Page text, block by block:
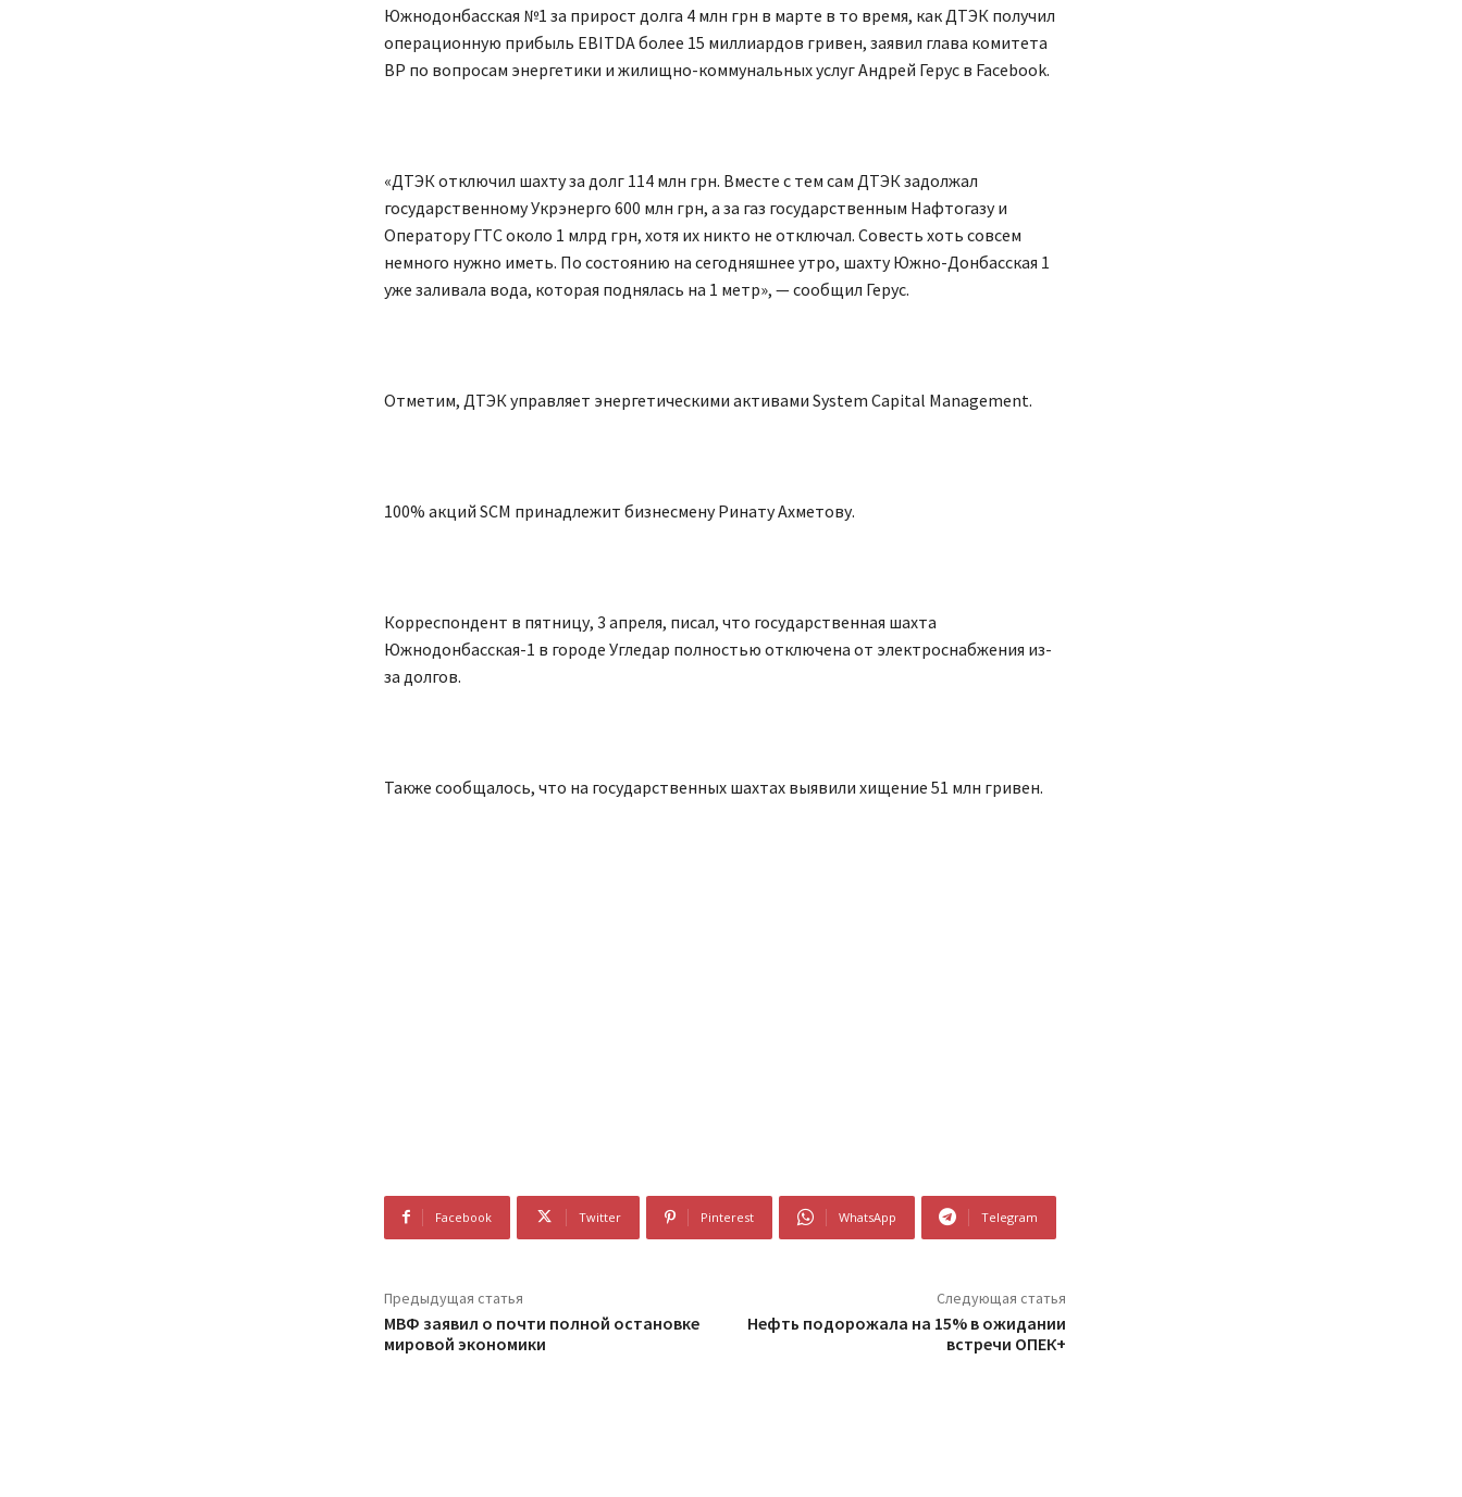
Южнодонбасская №1 за прирост долга 4 млн грн в марте в то время, как ДТЭК получил
операционную прибыль EBITDA более 15 миллиардов гривен, заявил глава комитета
ВР по вопросам энергетики и жилищно-коммунальных услуг Андрей Герус в Facebook.
«ДТЭК отключил шахту за долг 114 млн грн. Вместе с тем сам ДТЭК задолжал
государственному Укрэнерго 600 млн грн, а за газ государственным Нафтогазу и
Оператору ГТС около 1 млрд грн, хотя их никто не отключал. Совесть хоть совсем
немного нужно иметь. По состоянию на сегодняшнее утро, шахту Южно-Донбасская 1
уже заливала вода, которая поднялась на 1 метр», — сообщил Герус.
Отметим, ДТЭК управляет энергетическими активами System Capital Management.
100% акций SCM принадлежит бизнесмену Ринату Ахметову.
Корреспондент в пятницу, 3 апреля, писал, что государственная шахта
Южнодонбасская-1 в городе Угледар полностью отключена от электроснабжения из-
за долгов.
Также сообщалось, что на государственных шахтах выявили хищение 51 млн гривен.
Facebook Twitter Pinterest WhatsApp Telegram
Предыдущая статья
МВФ заявил о почти полной остановке
мировой экономики
Следующая статья
Нефть подорожала на 15% в ожидании
встречи ОПЕК+